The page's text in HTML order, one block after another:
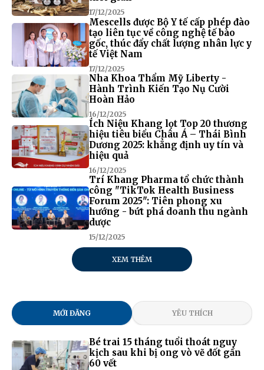
17/12/2025
Mescells được Bộ Y tế cấp phép đào
tạo liên tục về công nghệ tế bào
gốc, thúc đẩy chất lượng nhân lực y
tế Việt Nam
17/12/2025
Nha Khoa Thẩm Mỹ Liberty -
Hành Trình Kiến Tạo Nụ Cười
Hoàn Hảo
16/12/2025
Ích Niệu Khang lọt Top 20 thương
hiệu tiêu biểu Châu Á – Thái Bình
Dương 2025: khẳng định uy tín và
hiệu quả
16/12/2025
Trí Khang Pharma tổ chức thành
công "TikTok Health Business
Forum 2025": Tiên phong xu
hướng - bứt phá doanh thu ngành
dược
15/12/2025
XEM THÊM
MỚI ĐĂNG YÊU THÍCH
Bé trai 15 tháng tuổi thoát nguy
kịch sau khi bị ong vò vẽ đốt gần
60 vết